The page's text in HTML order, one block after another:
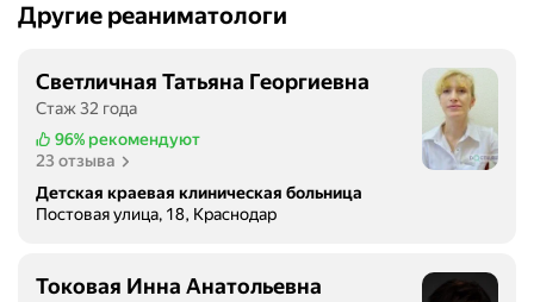
Другие реаниматологи
Светличная Татьяна Георгиевна
Стаж 32 года
96% рекомендуют
23 отзыва
Детская краевая клиническая больница
Постовая улица, 18, Краснодар
Токовая Инна Анатольевна